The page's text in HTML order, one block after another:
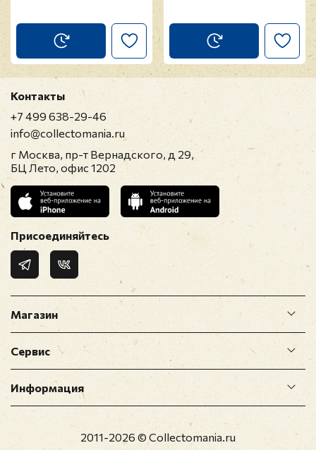
Магазин
Сервис
Информация
Контакты
+7 499 638-29-46
info@collectomania.ru
г Москва, пр-т Вернадского, д 29,
БЦ Лето, офис 1202
Присоединяйтесь
2011-2026 © Collectomania.ru